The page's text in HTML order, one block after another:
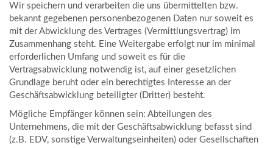
Wir speichern und verarbeiten die uns übermittelten bzw.
bekannt gegebenen personenbezogenen Daten nur soweit es
mit der Abwicklung des Vertrages (Vermittlungsvertrag) im
Zusammenhang steht. Eine Weitergabe erfolgt nur im minimal
erforderlichen Umfang und soweit es für die
Vertragsabwicklung notwendig ist, auf einer gesetzlichen
Grundlage beruht oder ein berechtigtes Interesse an der
Geschäftsabwicklung beteiligter (Dritter) besteht.
Mögliche Empfänger können sein: Abteilungen des
Unternehmens, die mit der Geschäftsabwicklung befasst sind
(z.B. EDV, sonstige Verwaltungseinheiten) oder Gesellschaften